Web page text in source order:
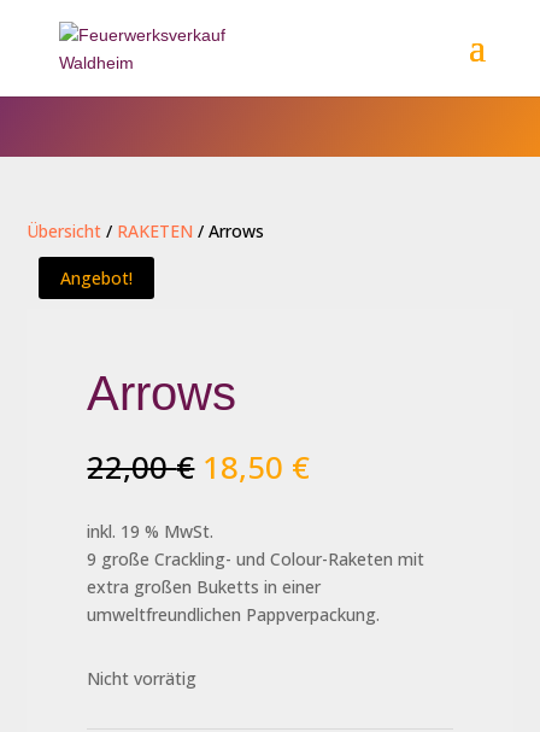
Übersicht / RAKETEN / Arrows
Angebot!
Arrows
22,00€ Ursprünglicher
Preis
war:
22,00 €
18,50 €Aktueller
18,50 €.
inkl. 19 % MwSt.
9 große Crackling- und Colour-Raketen mit
extra großen Buketts in einer
umweltfreundlichen Pappverpackung.
Nicht vorrätig